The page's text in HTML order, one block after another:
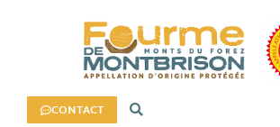
CONTACT